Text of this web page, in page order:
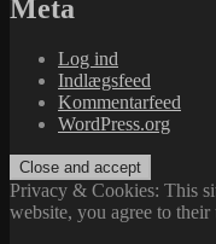
Meta
Log ind
Indlægsfeed
Kommentarfeed
WordPress.org
Privacy & Cookies: This
website, you agree to their